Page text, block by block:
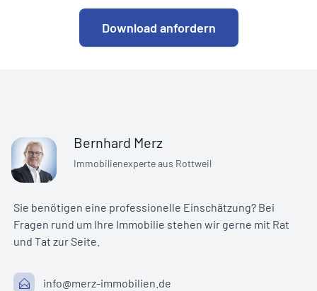
Download anfordern
Bernhard Merz
Immobilienexperte aus Rottweil
Sie benötigen eine professionelle Einschätzung? Bei
Fragen rund um Ihre Immobilie stehen wir gerne mit Rat
und Tat zur Seite.
info@merz-immobilien.de